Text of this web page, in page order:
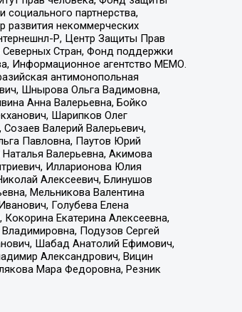
социального партнерства,
некоммерческих
Р, Центр Защиты Прав
Северных Стран, Фонд поддержки
Информационное агентство МЕМО.
антимонопольная
Шнырова Ольга Вадимовна,
Анна Валерьевна, Бойко
Шарипков Олег
Валерий Валерьевич,
Павловна, Паутов Юрий
Валерьевна, Акимова
Илларионова Юлия
Алексеевич, Блинушов
Мельникова Валентина
Голубева Елена
Екатерина Алексеевна,
Подузов Сергей
Шабад Анатолий Ефимович,
Александрович, Вицин
Мара Федоровна, Резник